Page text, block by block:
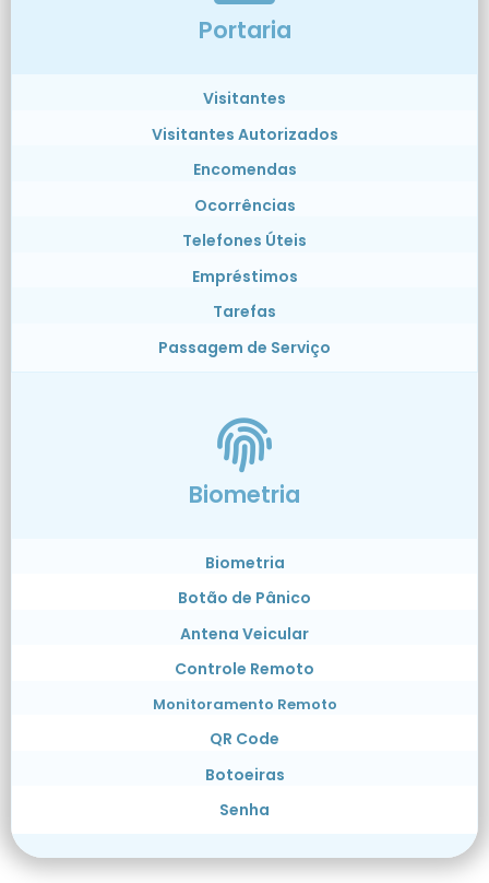
Portaria
Visitantes
Visitantes Autorizados
Encomendas
Ocorrências
Telefones Úteis
Empréstimos
Tarefas
Passagem de Serviço
Biometria
Biometria
Botão de Pânico
Antena Veicular
Controle Remoto
Monitoramento Remoto
QR Code
Botoeiras
Senha